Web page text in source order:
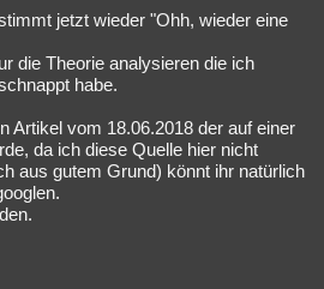
Gruppen Gaming Filme
Alle Neue Geschlossen
jetzt wieder "Ohh, wieder eine
die Theorie analysieren die ich
habe.
Artikel vom 18.06.2018 der auf einer
da ich diese Quelle hier nicht
aus gutem Grund) könnt ihr natürlich